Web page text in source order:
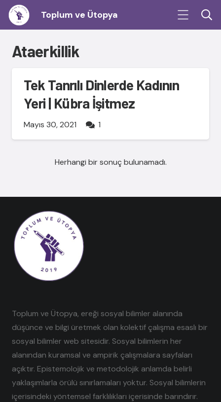
Toplum ve Ütopya
Ataerkillik
Tek Tanrılı Dinlerde Kadının
Yeri | Kübra İşitmez
Mayıs 30, 2021 1Yorum
Herhangi bir sonuç bulunamadı.
Toplum ve Ütopya, ereği sosyal bilimler alanında
düşünce ve bilgi üretmek olan kolektif çalışma esaslı bir
sosyal bilimler web sitesidir. Sosyal bilimlerin her
alanından kuramsal ve ampirik çalışmalara sayfaları
açıktır. Epistemolojik ve metodolojik anlamda belirli
yaklaşımlarla örülü sınırlamaları yoktur. Sosyal bilimlerin
içerisindeki yöntemsel farklılıkları içerisinde barındırır.